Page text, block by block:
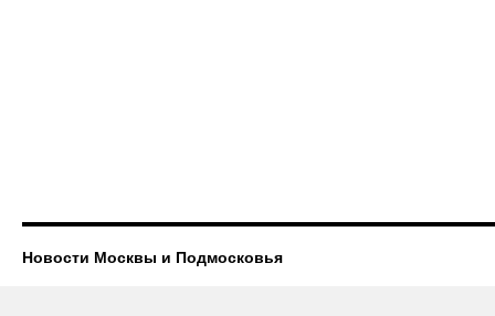
Новости Москвы и Подмосковья